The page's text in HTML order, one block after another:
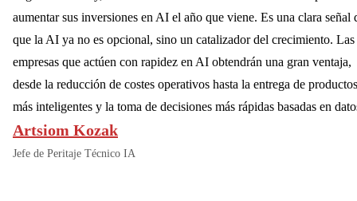
aumentar sus inversiones en AI el año que viene. Es una clara señal
que la AI ya no es opcional, sino un catalizador del crecimiento. Las
empresas que actúen con rapidez en AI obtendrán una gran ventaja,
desde la reducción de costes operativos hasta la entrega de productos
más inteligentes y la toma de decisiones más rápidas basadas en
Artsiom Kozak
Jefe de Peritaje Técnico IA